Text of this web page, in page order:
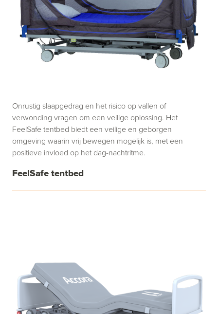
FeelSafe tentbed
Onrustig slaapgedrag en het risico op vallen of
verwonding vragen om een veilige oplossing. Het
FeelSafe tentbed biedt een veilige en geborgen
omgeving waarin vrij bewegen mogelijk is, met een
positieve invloed op het dag-nachtritme.